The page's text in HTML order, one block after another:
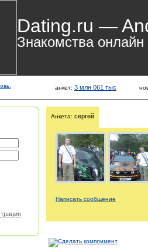
Dating.ru —
Знакомства онлайн
анкет: 3 млн 061 тыс
Анкета: сергей
Написать сообщение